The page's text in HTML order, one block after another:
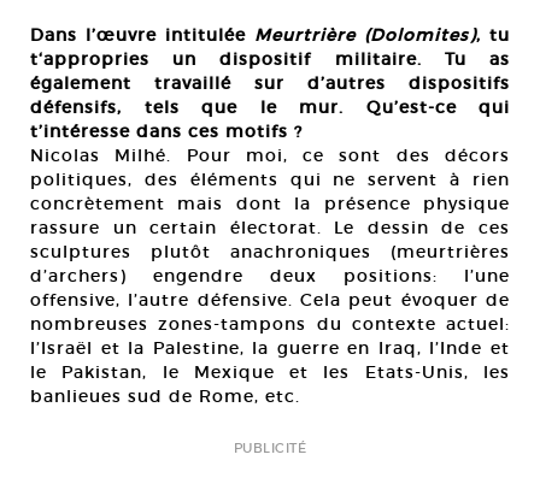
Dans l’œuvre intitulée Meurtrière (Dolomites), tu
t‘appropries un dispositif militaire. Tu as
également travaillé sur d’autres dispositifs
défensifs, tels que le mur. Qu’est-ce qui
t’intéresse dans ces motifs ?
Nicolas Milhé. Pour moi, ce sont des décors
politiques, des éléments qui ne servent à rien
concrètement mais dont la présence physique
rassure un certain électorat. Le dessin de ces
sculptures plutôt anachroniques (meurtrières
d’archers) engendre deux positions: l’une
offensive, l’autre défensive. Cela peut évoquer de
nombreuses zones-tampons du contexte actuel:
l’Israël et la Palestine, la guerre en Iraq, l’Inde et
le Pakistan, le Mexique et les Etats-Unis, les
banlieues sud de Rome, etc.
PUBLICITÉ